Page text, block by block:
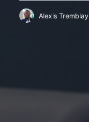
Alexis Tremblay